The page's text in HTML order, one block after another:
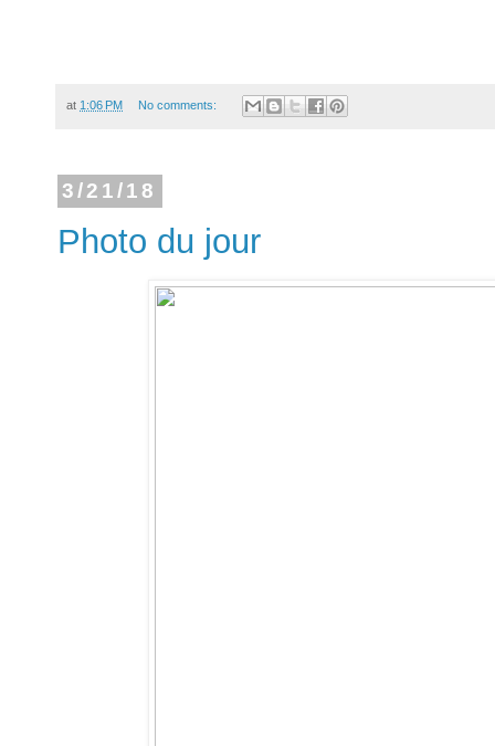
at 1:06 PM No comments:
3/21/18
Photo du jour